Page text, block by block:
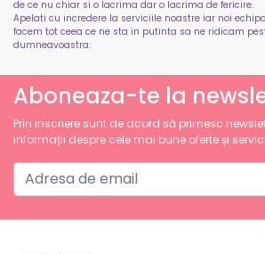
de ce nu chiar si o lacrima dar o lacrima de fericire.
Apelati cu incredere la serviciile noastre iar noi
facem tot ceea ce ne sta in putinta sa ne ridicam
dumneavoastra.
Aboneaza-te la
Prin inscriere sunt de acord să primesc
informații despre cele mai bune oferte și